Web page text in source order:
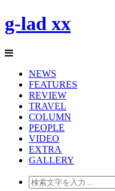
g-lad xx
NEWS
FEATURES
REVIEW
TRAVEL
COLUMN
PEOPLE
VIDEO
EXTRA
GALLERY